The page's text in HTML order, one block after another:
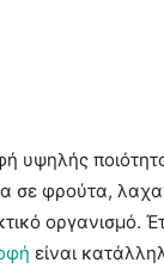
σε φρούτα,
οργανισμό.
είναι